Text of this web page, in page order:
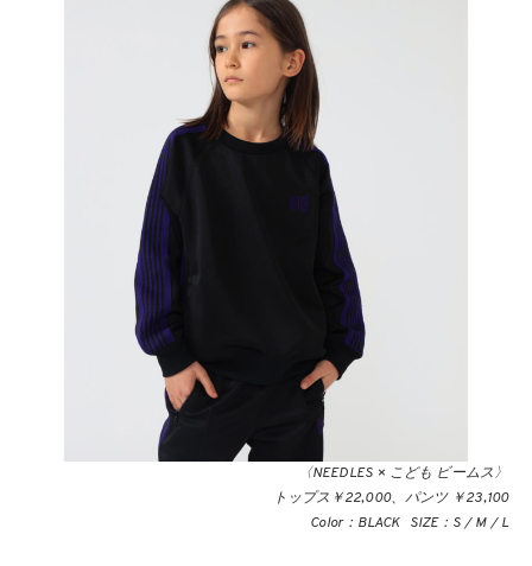
〈NEEDLES × こども ビームス〉
トップス￥22,000、パンツ ￥23,100
Color：BLACK SIZE：S / M / L